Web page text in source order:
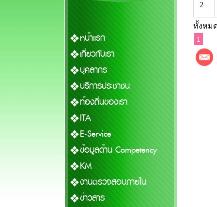
หน้าแรก
เกี่ยวกับเรา
บุคลากร
บริการประชาชน
ท้องถิ่นของเรา
ITA
E-Service
ข้อมูลด้าน Competency
KM
งานตรวจสอบภายใน
ข่าวสาร
2
ทั้งหม
1